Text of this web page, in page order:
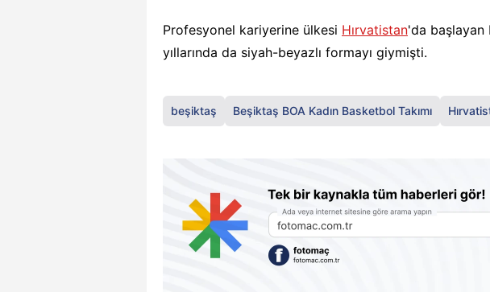
Profesyonel kariyerine ülkesi Hırvatistan'da başlayan
yıllarında da siyah-beyazlı formayı giymişti.
beşiktaş Beşiktaş BOA Kadın Basketbol Takımı